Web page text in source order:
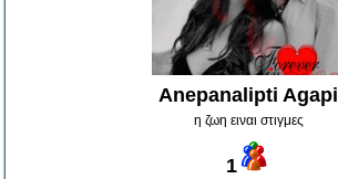
Anepanalipti Agapi
η ζωη ειναι στιγμες
1